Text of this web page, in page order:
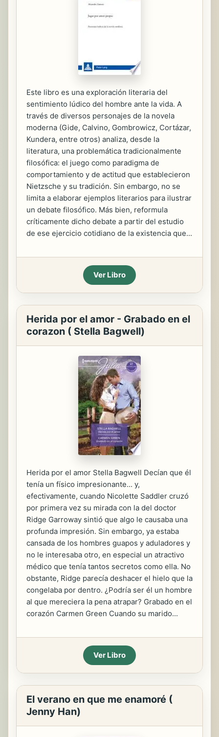
Este libro es una exploración literaria del
sentimiento lúdico del hombre ante la vida. A
través de diversos personajes de la novela
moderna (Gide, Calvino, Gombrowicz, Cortázar,
Kundera, entre otros) analiza, desde la
literatura, una problemática tradicionalmente
filosófica: el juego como paradigma de
comportamiento y de actitud que establecieron
Nietzsche y su tradición. Sin embargo, no se
limita a elaborar ejemplos literarios para ilustrar
un debate filosófico. Más bien, reformula
críticamente dicho debate a partir del estudio
de ese ejercicio cotidiano de la existencia que...
Ver Libro
Herida por el amor - Grabado en el
corazon ( Stella Bagwell)
Herida por el amor Stella Bagwell Decían que él
tenía un físico impresionante... y,
efectivamente, cuando Nicolette Saddler cruzó
por primera vez su mirada con la del doctor
Ridge Garroway sintió que algo le causaba una
profunda impresión. Sin embargo, ya estaba
cansada de los hombres guapos y aduladores y
no le interesaba otro, en especial un atractivo
médico que tenía tantos secretos como ella. No
obstante, Ridge parecía deshacer el hielo que la
congelaba por dentro. ¿Podría ser él un hombre
al que mereciera la pena atrapar? Grabado en el
corazón Carmen Green Cuando su marido...
Ver Libro
El verano en que me enamoré (
Jenny Han)